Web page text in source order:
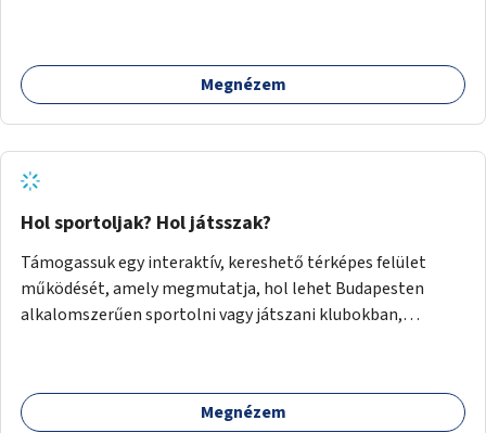
Megnézem
Hol sportoljak? Hol játsszak?
Támogassuk egy interaktív, kereshető térképes felület
működését, amely megmutatja, hol lehet Budapesten
alkalomszerűen sportolni vagy játszani klubokban,
bridzsezni, biliárdozni vagy társasjátékozni, és azt is, hogy
ezek mikor érhetők el. A projekt célja, hogy átláthatóvá és
Megnézem